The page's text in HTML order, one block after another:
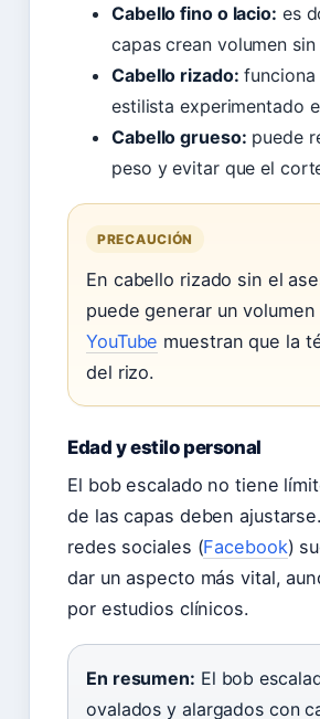
Cabello fino o lacio: es
capas crean volumen sin
Cabello rizado: funciona
estilista experimentado
Cabello grueso: puede
peso y evitar que el
PRECAUCIÓN
En cabello rizado sin el
puede generar un
YouTube muestran que la
del rizo.
Edad y estilo personal
El bob escalado no tiene
de las capas deben
redes sociales (Facebook)
dar un aspecto más vital,
por estudios clínicos.
En resumen: El bob
ovalados y alargados con